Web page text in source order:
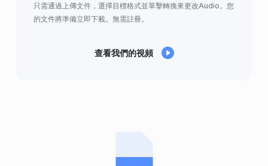
只需通過上傳文件，選擇目標格式並單擊轉換來更改Audio。您
的文件將準備立即下載。無需註冊。
查看我們的視頻